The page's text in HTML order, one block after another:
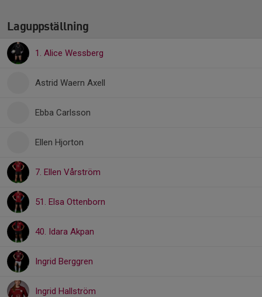
Laguppställning
1. Alice Wessberg
Astrid Waern Axell
Ebba Carlsson
Ellen Hjorton
7. Ellen Vårström
51. Elsa Ottenborn
40. Idara Akpan
Ingrid Berggren
Ingrid Hallström